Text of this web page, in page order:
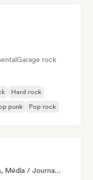
Garage rock
Hard rock
punk Pop rock
Chaîne Youtube / Twitch, Média / Journaliste, Mentor, Influenceur·euse Sur Les Réseaux Sociaux, Spécialiste Son